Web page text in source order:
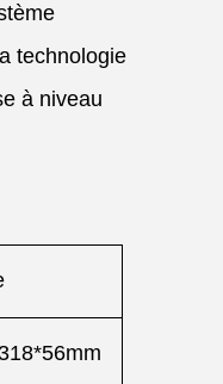
technologie
à niveau